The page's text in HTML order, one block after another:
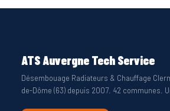
ATS Auvergne Tech Service
Désembouage Radiateurs & Chauffage
de-Dôme (63) depuis 2007. 42 communes.